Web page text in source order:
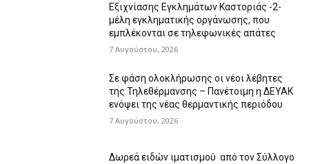
Εξιχνίασης Εγκλημάτων Καστοριάς -2-
μέλη εγκληματικής οργάνωσης, που
εμπλέκονται σε τηλεφωνικές απάτες
7 Αυγούστου, 2026
Σε φάση ολοκλήρωσης οι νέοι λέβητες
της Τηλεθέρμανσης – Πανέτοιμη η ΔΕΥΑΚ
ενόψει της νέας θερμαντικής περιόδου
7 Αυγούστου, 2026
Δωρεά ειδών ιματισμού από τον Σύλλογο